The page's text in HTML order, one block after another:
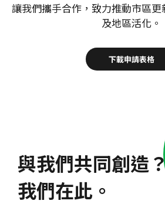
讓我們攜手合作，致力推動市區
及地區活化。
下載申請表格
與我們共同創造？
我們在此。